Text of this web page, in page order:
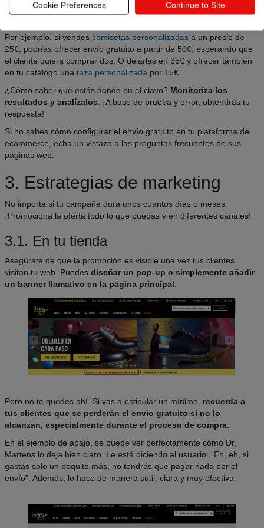
¡Pon en marcha las
estrategias de venta
adicional y cruzadaen tu tienda online!
Por ejemplo, si vendes camisetas personalizadas a un precio de
25€, podrías ofrecer envío gratuito a partir de 50€, esperando que
el cliente quiera comprar dos. O dejarlas en 35€ y ofrecer también
en tu catálogo una taza personalizada por 15€.
¿Cómo saber que estás dando en el clavo? Monitoriza los
resultados y analízalos . ¡A base de prueba y error, obtendrás tu
respuesta!
Si no sabes cómo configurar el envío gratuito en tu plataforma de
ecommerce, echa un vistazo a las preguntas frecuentes de sus
páginas web.
3. Estrategias de marketing
No importa si tu campaña dura unos cuantos días o meses.
¡Promociona la oferta todo lo que puedas y en diferentes canales!
3.1. En tu tienda
Asegúrate de que la promoción es visible una vez tus clientes
visitan tu web. Puedes diseñar un pop-up o simplemente añadir
un banner llamativo en la página principal
Pero no te quedes ahí. Si vas a estipular un mínimo, recuerda a
tus clientes que se perderán el envío gratuito si no lo
alcanzan, especialmente durante el proceso de compra
En el ejemplo de abajo, se puede ver perfectamente cómo Dr.
Martens lo deja bien claro. Le está diciendo al usuario: “Eh, eh, si
gastas solo un poquito más, no tendrás que pagar nada por el
envío”. Además, lo hace de manera sutil, clara y muy efectiva.
Cookie Preferences Continue to Site